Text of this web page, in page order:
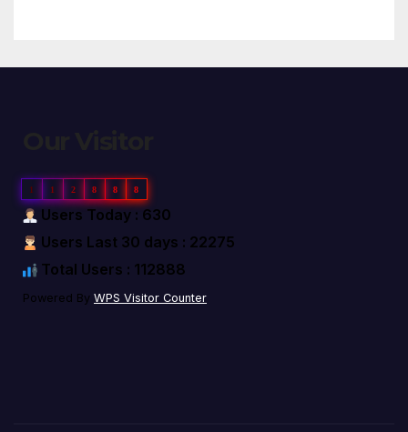
1 1 2 8 8 8
Users Today : 630
Users Last 30 days : 22275
Total Users : 112888
Powered By WPS Visitor Counter